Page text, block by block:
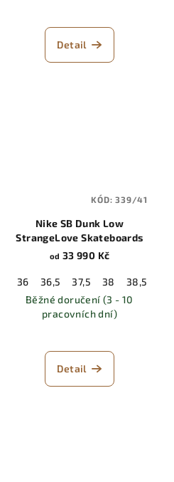
Detail
Nike SB Dunk Low
StrangeLove Skateboards
od 33 990 Kč
36 36,5 37,5 38 38,5
Běžné doručení (3 - 10
pracovních dní)
Detail
KÓD:339/41